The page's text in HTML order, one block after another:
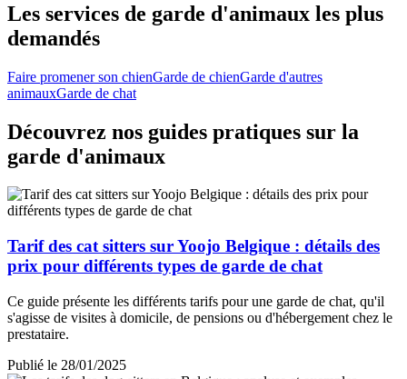
Les services de garde d'animaux les plus
demandés
Faire promener son chienGarde de chienGarde d'autres
animauxGarde de chat
Découvrez nos guides pratiques sur la
garde d'animaux
Tarif des cat sitters sur Yoojo Belgique : détails des
prix pour différents types de garde de chat
Ce guide présente les différents tarifs pour une garde de chat, qu'il
s'agisse de visites à domicile, de pensions ou d'hébergement chez le
prestataire.
Publié le 28/01/2025